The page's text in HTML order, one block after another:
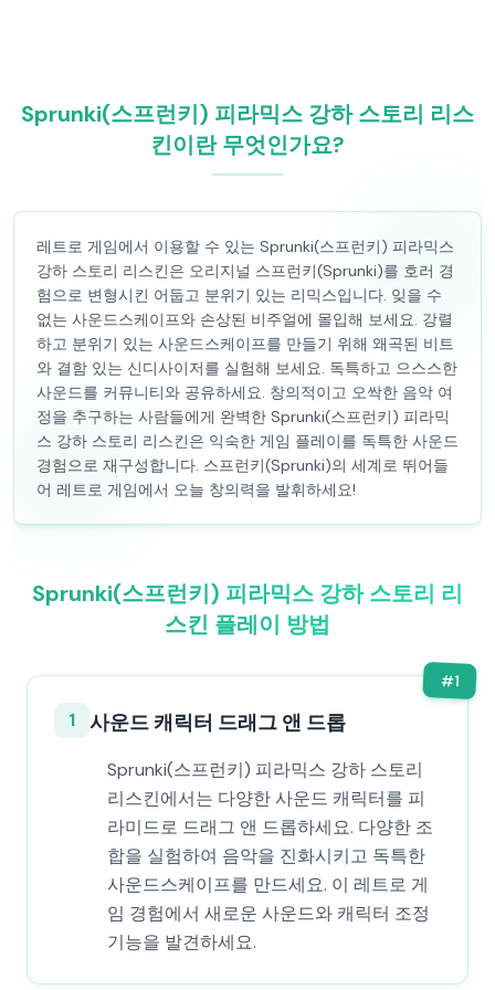
Sprunki(스프런키) 피라믹스 강하 스토리 리스
킨이란 무엇인가요?
레트로 게임에서 이용할 수 있는 Sprunki(스프런키) 피라믹스
강하 스토리 리스킨은 오리지널 스프런키(Sprunki)를 호러 경
험으로 변형시킨 어둡고 분위기 있는 리믹스입니다. 잊을 수
없는 사운드스케이프와 손상된 비주얼에 몰입해 보세요. 강렬
하고 분위기 있는 사운드스케이프를 만들기 위해 왜곡된 비트
와 결함 있는 신디사이저를 실험해 보세요. 독특하고 으스스한
사운드를 커뮤니티와 공유하세요. 창의적이고 오싹한 음악 여
정을 추구하는 사람들에게 완벽한 Sprunki(스프런키) 피라믹
스 강하 스토리 리스킨은 익숙한 게임 플레이를 독특한 사운드
경험으로 재구성합니다. 스프런키(Sprunki)의 세계로 뛰어들
어 레트로 게임에서 오늘 창의력을 발휘하세요!
Sprunki(스프런키) 피라믹스 강하 스토리 리
스킨 플레이 방법
#1
1 사운드 캐릭터 드래그 앤 드롭
Sprunki(스프런키) 피라믹스 강하 스토리
리스킨에서는 다양한 사운드 캐릭터를 피
라미드로 드래그 앤 드롭하세요. 다양한 조
합을 실험하여 음악을 진화시키고 독특한
사운드스케이프를 만드세요. 이 레트로 게
임 경험에서 새로운 사운드와 캐릭터 조정
기능을 발견하세요.